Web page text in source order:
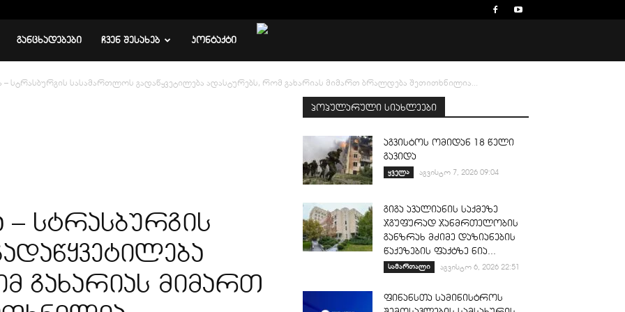
ᲒᲐᲜᲪᲮᲐᲓᲔᲑᲔᲑᲘ ᲩᲕᲔᲜ ᲨᲔᲡᲐᲮᲔᲑ ᲙᲝᲜᲢᲐᲥᲢᲘ
– სტრასბურგის სასამართლოს გადაწყვეტილება ადასტურებს, რომ გახარიას მიმართ ბრალდება შეთითხნილია...
– სტრასბურგის
გახარიას მიმართ
პოპულარული სიახლეები
აგვისტოს ომიდან 18 წელი
გავიდა
ყველა აგვისტო 7, 2026 09:04
გიგა ავალიანის საქმეზე
ჯგუფურად ჯანმრთელობის
განზრახ მძიმე დაზიანების
წაქეზების ფაქტზე ნია...
სამართალი აგვისტო 6, 2026 22:51
ფინანსთა სამინისტროს